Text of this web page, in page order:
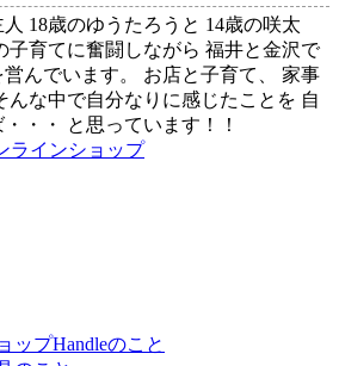
18歳のゆうたろうと 14歳の咲太
子育てに奮闘しながら 福井と金沢で
んでいます。 お店と子育て、 家事
んな中で自分なりに感じたことを 自
・・ と思っています！！
ラインショップ
ップHandleのこと